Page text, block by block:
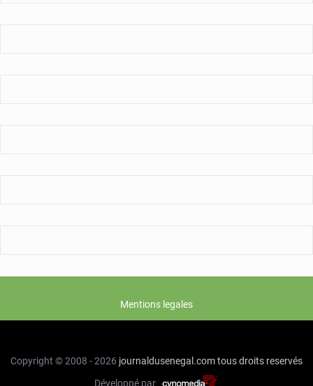
Mentions legales
Copyright © 2008 - 2026 journaldusenegal.comtous droits reservés
Développé par